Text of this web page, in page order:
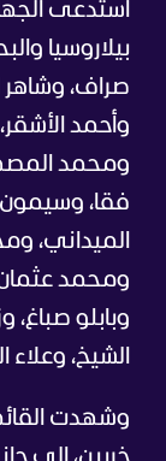
بيلاروسيا
صراف، وشاهر
وأحمد
ومحمد
فقا، وسيمون
الميداني،
ومحمد
وبابلو صباغ،
الشيخ، وعلاء
وشهدت